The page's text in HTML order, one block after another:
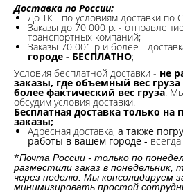
Доставка по России:
До ТК - по условиям доставки по
Заказы до 70 000 р. -
транспортных компаний;
Заказы 70 001 р и более -
городе - БЕСПЛАТНО;
Условия бесплатной доставки - не
заказы, где объемный вес
более фактический вес груза.
обсудим условия доставки.
Бесплатная доставка только на
заказы;
Адресная доставка, а также
работы в вашем городе -
*Почта России - только по
разместили заказ в понедельник,
через неделю. Мы консолидируем
минимизировать простой